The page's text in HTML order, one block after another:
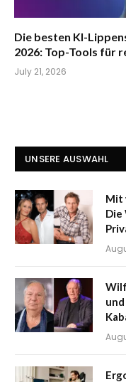
Die besten KI-
2026: Top-Tools für
July 21, 2026
UNSERE AUSWAHL
Mit
Die